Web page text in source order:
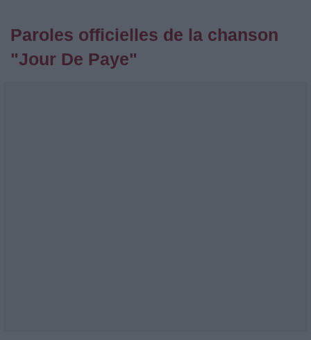
Paroles officielles de la chanson
"Jour De Paye"